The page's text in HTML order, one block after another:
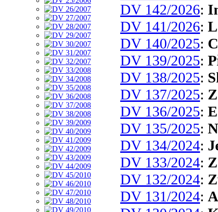
DV 142/2026:
DV 141/2026:
DV 140/2025:
DV 139/2025:
DV 138/2025:
DV 137/2025:
DV 136/2025:
DV 135/2025:
DV 134/2024:
DV 133/2024:
DV 132/2024:
DV 131/2024: